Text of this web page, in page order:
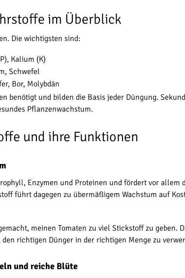
im Überblick
Die wichtigsten sind:
Kalium (K)
Schwefel
Bor, Molybdän
benötigt und bilden die Basis jeder Düngung.
Pflanzenwachstum.
und ihre Funktionen
Enzymen und Proteinen und fördert vor
führt dagegen zu übermäßigem Wachstum auf
meinen Tomaten zu viel Stickstoff zu geben.
richtigen Dünger in der richtigen Menge zu
und reiche Blüte